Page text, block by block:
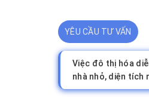
YÊU CẦU TƯ VẤN
Việc đô thị hóa
nhà nhỏ, diện tích